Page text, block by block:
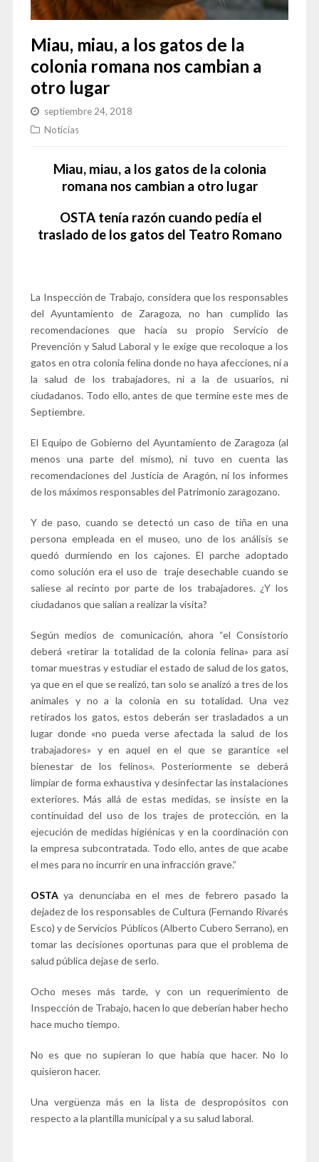
Miau, miau, a los gatos de la
colonia romana nos cambian a
otro lugar
septiembre 24, 2018
Noticias
Miau, miau, a los gatos de la colonia
romana nos cambian a otro lugar
OSTA tenía razón cuando pedía el
traslado de los gatos del Teatro Romano
La Inspección de Trabajo, considera que los responsables
del Ayuntamiento de Zaragoza, no han cumplido las
recomendaciones que hacía su propio Servicio de
Prevención y Salud Laboral y le exige que recoloque a los
gatos en otra colonia felina donde no haya afecciones, ni a
la salud de los trabajadores, ni a la de usuarios, ni
ciudadanos. Todo ello, antes de que termine este mes de
Septiembre.
El Equipo de Gobierno del Ayuntamiento de Zaragoza (al
menos una parte del mismo), ni tuvo en cuenta las
recomendaciones del Justicia de Aragón, ni los informes
de los máximos responsables del Patrimonio zaragozano.
Y de paso, cuando se detectó un caso de tiña en una
persona empleada en el museo, uno de los análisis se
quedó durmiendo en los cajones. El parche adoptado
como solución era el uso de traje desechable cuando se
saliese al recinto por parte de los trabajadores. ¿Y los
ciudadanos que salían a realizar la visita?
Según medios de comunicación, ahora “el Consistorio
deberá «retirar la totalidad de la colonia felina» para así
tomar muestras y estudiar el estado de salud de los gatos,
ya que en el que se realizó, tan solo se analizó a tres de los
animales y no a la colonia en su totalidad. Una vez
retirados los gatos, estos deberán ser trasladados a un
lugar donde «no pueda verse afectada la salud de los
trabajadores» y en aquel en el que se garantice «el
bienestar de los felinos». Posteriormente se deberá
limpiar de forma exhaustiva y desinfectar las instalaciones
exteriores. Más allá de estas medidas, se insiste en la
continuidad del uso de los trajes de protección, en la
ejecución de medidas higiénicas y en la coordinación con
la empresa subcontratada. Todo ello, antes de que acabe
el mes para no incurrir en una infracción grave.”
OSTAya denunciaba en el mes de febrero pasado la
dejadez de los responsables de Cultura (Fernando Rivarés
Esco) y de Servicios Públicos (Alberto Cubero Serrano), en
tomar las decisiones oportunas para que el problema de
salud pública dejase de serlo.
Ocho meses más tarde, y con un requerimiento de
Inspección de Trabajo, hacen lo que deberían haber hecho
hace mucho tiempo.
No es que no supieran lo que había que hacer. No lo
quisieron hacer.
Una vergüenza más en la lista de despropósitos con
respecto a la plantilla municipal y a su salud laboral.